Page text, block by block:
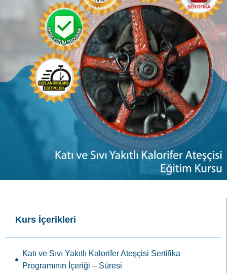
Kurs İçerikleri
Katı ve Sıvı Yakıtlı Kalorifer Ateşçisi Sertifika
Programının İçeriği – Süresi